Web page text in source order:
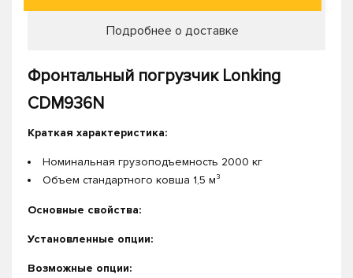
Подробнее о доставке
Фронтальный погрузчик Lonking
CDM936N
Краткая характеристика:
Номинальная грузоподъемность 2000 кг
Объем стандартного ковша 1,5 м³
Основные свойства:
Установленные опции:
Возможные опции: